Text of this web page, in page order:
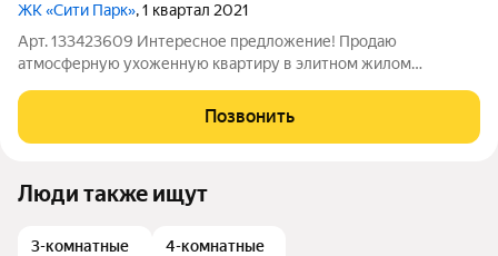
ЖК «Сити Парк», 1 квартал 2021
Арт. 133423609 Интересное предложение! Продаю
атмосферную ухоженную квартиру в элитном жилом
архитектурой, закрытой территорией, подземной парковкой.
Все в шаговой доступности ( МТЦ Новый, парк
Позвонить
Люди также ищут
3-комнатные 4-комнатные